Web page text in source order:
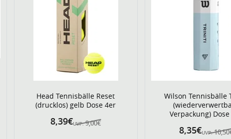
Head Tennisbälle Reset
(drucklos) gelb Dose 4er
UVP: 9,00€
8,39€
Wilson Tennisbälle
Verpackung)
UVP:
8,35€